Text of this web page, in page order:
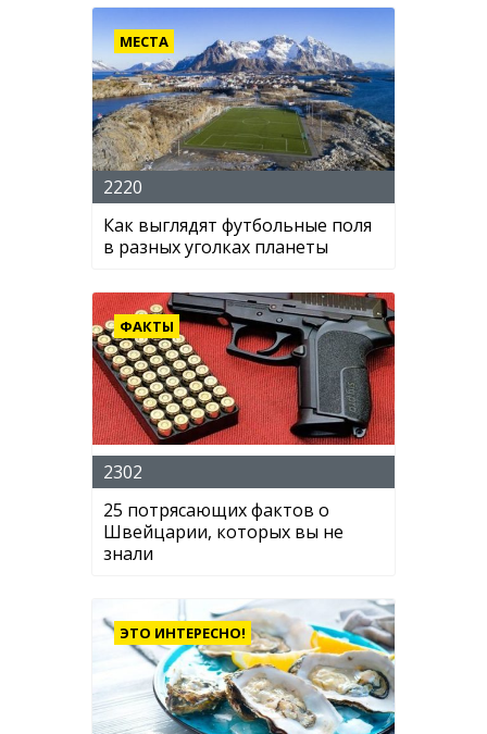
МЕСТА
2220
Как выглядят футбольные поля
в разных уголках планеты
ФАКТЫ
2302
25 потрясающих фактов о
Швейцарии, которых вы не
знали
ЭТО ИНТЕРЕСНО!